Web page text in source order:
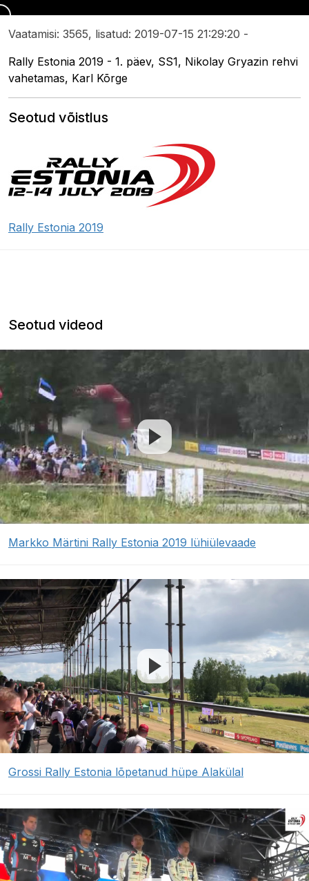
Vaatamisi: 3565, lisatud: 2019-07-15 21:29:20 -
Rally Estonia 2019 - 1. päev, SS1, Nikolay Gryazin rehvi
vahetamas, Karl Kõrge
Seotud võistlus
Rally Estonia 2019
Seotud videod
Markko Märtini Rally Estonia 2019 lühiülevaade
Grossi Rally Estonia lõpetanud hüpe Alakülal